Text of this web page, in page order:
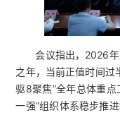
会议指出，2026
之年，当前正值时间过
驱8聚焦”全年总体重点
一强”组织体系稳步推